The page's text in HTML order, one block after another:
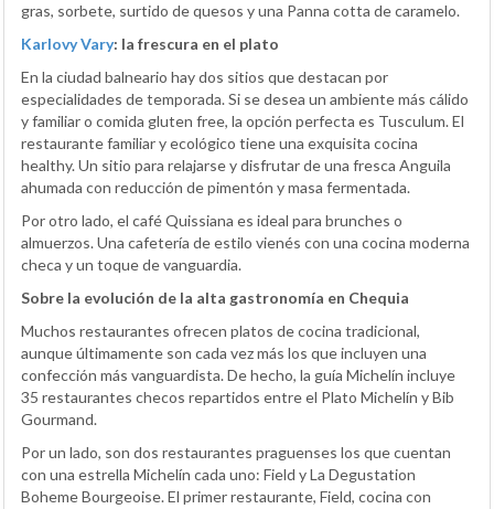
gras, sorbete, surtido de quesos y una Panna cotta de caramelo.
Karlovy Vary: la frescura en el plato
En la ciudad balneario hay dos sitios que destacan por
especialidades de temporada. Si se desea un ambiente más cálido
y familiar o comida gluten free, la opción perfecta es Tusculum. El
restaurante familiar y ecológico tiene una exquisita cocina
healthy. Un sitio para relajarse y disfrutar de una fresca Anguila
ahumada con reducción de pimentón y masa fermentada.
Por otro lado, el café Quissiana es ideal para brunches o
almuerzos. Una cafetería de estilo vienés con una cocina moderna
checa y un toque de vanguardia.
Sobre la evolución de la alta gastronomía en Chequia
Muchos restaurantes ofrecen platos de cocina tradicional,
aunque últimamente son cada vez más los que incluyen una
confección más vanguardista. De hecho, la guía Michelín incluye
35 restaurantes checos repartidos entre el Plato Michelín y Bib
Gourmand.
Por un lado, son dos restaurantes praguenses los que cuentan
con una estrella Michelín cada uno: Field y La Degustation
Boheme Bourgeoise. El primer restaurante, Field, cocina con